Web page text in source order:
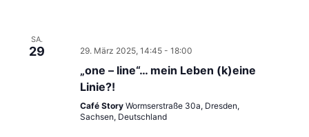
SA.
29 29. März 2025, 14:45- 18:00
„one – line“… mein Leben (k)eine
Linie?!
Café Story Wormserstraße 30a, Dresden,
Sachsen, Deutschland